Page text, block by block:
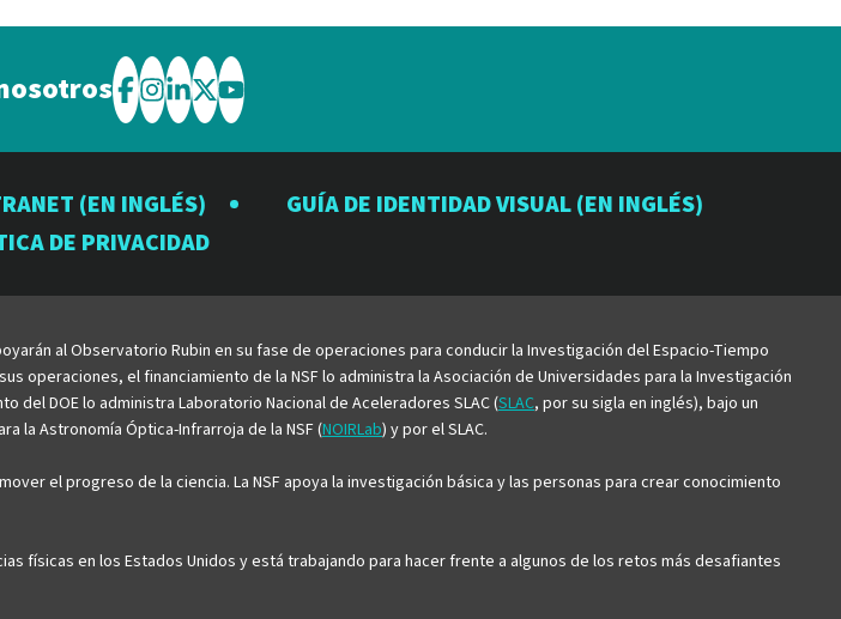
Visite
el
Observatorio
Rubin
Visite
el
Observatorio
Rubin
Visite
el
Observatorio
Rubin
Visite
el
Observatorio
Rubin
Visite
el
Observatorio
(EN INGLÉS)
GUÍA DE IDENTIDAD VISUAL (EN INGLÉS)
DE PRIVACIDAD
al Observatorio Rubin en su fase de operaciones para conducir la Investigación del Espacio-Tiempo
operaciones, el financiamiento de la NSF lo administra la Asociación de Universidades para la Investigación
del DOE lo administra Laboratorio Nacional de Aceleradores SLAC (SLAC, por su sigla en inglés), bajo un
la Astronomía Óptica-Infrarroja de la NSF (NOIRLab) y por el SLAC.
el progreso de la ciencia. La NSF apoya la investigación básica y las personas para crear conocimiento
físicas en los Estados Unidos y está trabajando para hacer frente a algunos de los retos más desafiantes